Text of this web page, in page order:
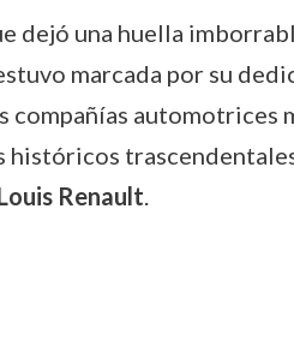
dejó una huella
marcada por su
automotrices
Renault.